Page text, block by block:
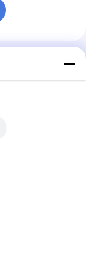
της Kraft
αργιλίου